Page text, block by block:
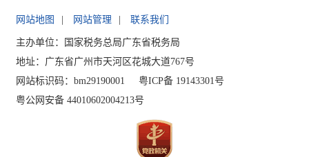
网站地图 网站管理 联系我们
主办单位：国家税务总局广东省税务局
地址：广东省广州市天河区花城大道767号
网站标识码：bm29190001
粤ICP备 19143301号
粤公网安备 44010602004213号